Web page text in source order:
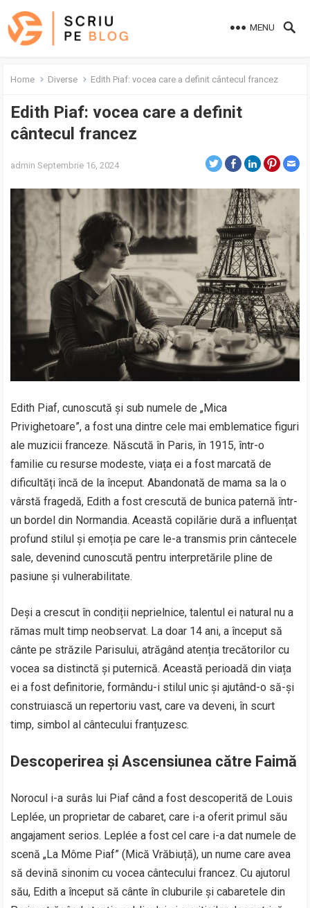
MENU
Home Diverse Edith Piaf: vocea care a definit cântecul francez
Edith Piaf: vocea care a definit
cântecul francez
admin Septembrie 16, 2024
Edith Piaf, cunoscută și sub numele de „Mica
Privighetoare”, a fost una dintre cele mai emblematice figuri
ale muzicii franceze. Născută în Paris, în 1915, într-o
familie cu resurse modeste, viața ei a fost marcată de
dificultăți încă de la început. Abandonată de mama sa la o
vârstă fragedă, Edith a fost crescută de bunica paternă într-
un bordel din Normandia. Această copilărie dură a influențat
profund stilul și emoția pe care le-a transmis prin cântecele
sale, devenind cunoscută pentru interpretările pline de
pasiune și vulnerabilitate.
Deși a crescut în condiții neprielnice, talentul ei natural nu a
rămas mult timp neobservat. La doar 14 ani, a început să
cânte pe străzile Parisului, atrăgând atenția trecătorilor cu
vocea sa distinctă și puternică. Această perioadă din viața
ei a fost definitorie, formându-i stilul unic și ajutând-o să-și
construiască un repertoriu vast, care va deveni, în scurt
timp, simbol al cântecului franțuzesc.
Descoperirea și Ascensiunea către Faimă
Norocul i-a surâs lui Piaf când a fost descoperită de Louis
Leplée, un proprietar de cabaret, care i-a oferit primul său
angajament serios. Leplée a fost cel care i-a dat numele de
scenă „La Môme Piaf” (Mică Vrăbiuță), un nume care avea
să devină sinonim cu vocea cântecului francez. Cu ajutorul
său, Edith a început să cânte în cluburile și cabaretele din